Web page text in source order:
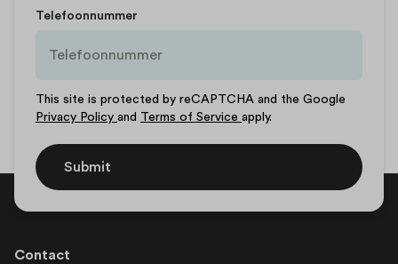
Telefoonnummer
This site is protected by reCAPTCHA and the Google
Privacy Policy and Terms of Service apply.
Submit
Contact